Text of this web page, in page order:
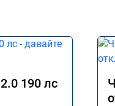
190 лс